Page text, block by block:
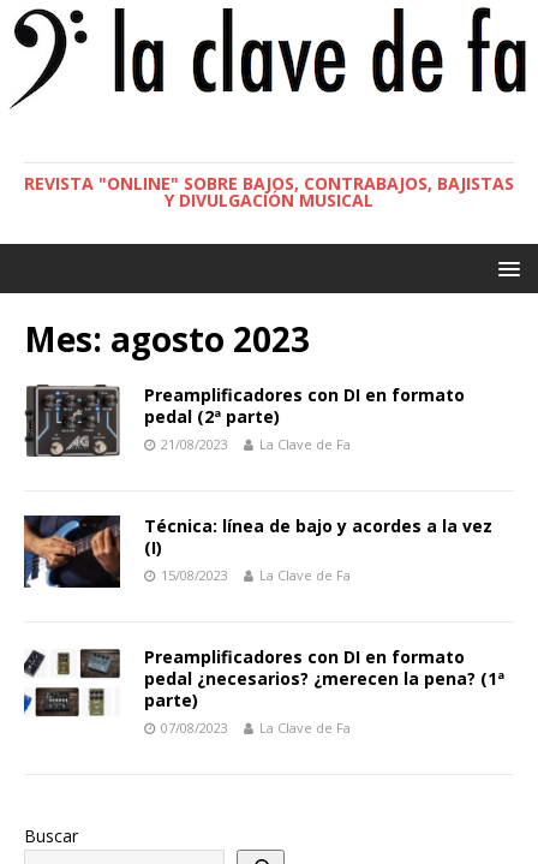
REVISTA "ONLINE" SOBRE BAJOS, CONTRABAJOS, BAJISTAS
Y DIVULGACIÓN MUSICAL
Mes: agosto 2023
Preamplificadores con DI en formato
pedal (2ª parte)
21/08/2023 La Clave de Fa
Técnica: línea de bajo y acordes a la vez
(I)
15/08/2023 La Clave de Fa
Preamplificadores con DI en formato
pedal ¿necesarios? ¿merecen la pena? (1ª
parte)
07/08/2023 La Clave de Fa
Buscar